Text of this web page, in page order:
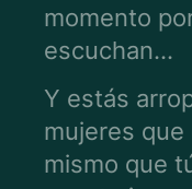
momento
escuchan…
Y estás
mujeres
mismo que